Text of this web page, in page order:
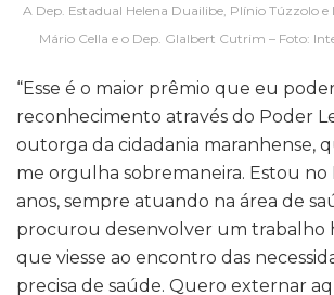
A Dep. Estadual Helena Duailibe, Plínio Túzzolo
Mário Cella e o Dep. Glalbert Cutrim – Foto:
“Esse é o maior prêmio que eu
reconhecimento através do Poder
outorga da cidadania maranhense,
me orgulha sobremaneira. Estou no
anos, sempre atuando na área de
procurou desenvolver um trabalho
que viesse ao encontro das
precisa de saúde. Quero externar